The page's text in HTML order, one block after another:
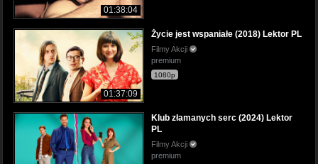
01:38:04
01:37:09
Życie jest wspaniałe (2018) Lektor PL
Filmy Akcji
premium
1080p
Klub złamanych serc (2024) Lektor
PL
Filmy Akcji
premium